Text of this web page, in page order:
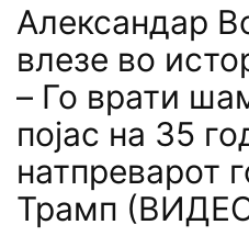
Александар
влезе во
– Го врати
појас на 35
натпреварот
Трамп